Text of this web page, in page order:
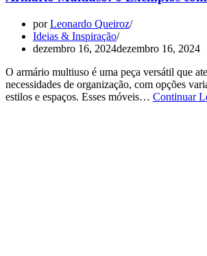
porLeonardo Queiroz
Ideias & Inspiração
dezembro 16, 2024dezembro 16, 2024
O armário multiuso é uma peça versátil que
necessidades de organização, com opções
estilos e espaços. Esses móveis… Continuar